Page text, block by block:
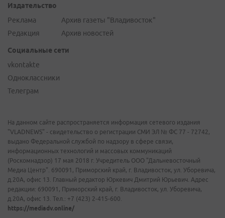
Издательство
Реклама
Редакция
Архив газеты "Владивосток"
Архив новостей
Социальные сети
vkontakte
Одноклассники
Телеграм
На данном сайте распространяется информация сетевого издания
"VLADNEWS" - свидетельство о регистрации СМИ ЭЛ № ФС 77 - 72742,
выдано Федеральной службой по надзору в сфере связи,
информационных технологий и массовых коммуникаций
(Роскомнадзор) 17 мая 2018 г. Учредитель ООО "Дальневосточный
Медиа Центр". 690091, Приморский край, г. Владивосток, ул. Уборевича,
д.20А, офис 13. Главный редактор Юркевич Дмитрий Юрьевич. Адрес
редакции: 690091, Приморский край, г. Владивосток, ул. Уборевича,
д.20А, офис 13. Тел.: +7 (423) 2-415-600.
https://mediadv.online/